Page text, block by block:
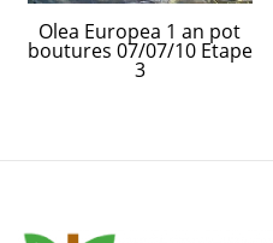
Olea Europea 1 an pot
boutures 07/07/10 Etape
3